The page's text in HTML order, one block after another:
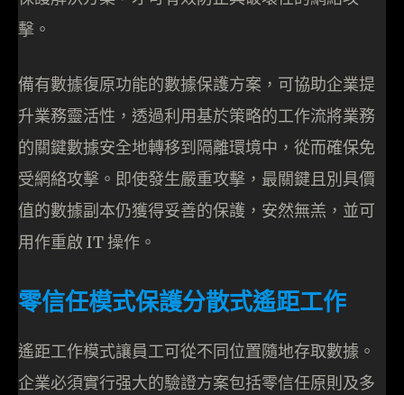
擊。
備有數據復原功能的數據保護方案，可協助企業提
升業務靈活性，透過利用基於策略的工作流將業務
的關鍵數據安全地轉移到隔離環境中，從而確保免
受網絡攻擊。即使發生嚴重攻擊，最關鍵且別具價
值的數據副本仍獲得妥善的保護，安然無羔，並可
用作重啟 IT 操作。
零信任模式保護分散式遙距工作
遙距工作模式讓員工可從不同位置隨地存取數據。
企業必須實行强大的驗證方案包括零信任原則及多